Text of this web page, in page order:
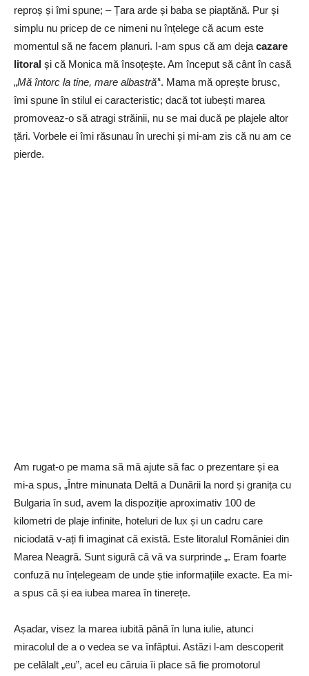
reproș și îmi spune; – Țara arde și baba se piaptănă. Pur și
simplu nu pricep de ce nimeni nu înțelege că acum este
momentul să ne facem planuri. I-am spus că am dejacazare
litoral și că Monica mă însoțește. Am început să cânt în casă
„Mă întorc la tine, mare albastră’‘. Mama mă oprește brusc,
îmi spune în stilul ei caracteristic; dacă tot iubești marea
promoveaz-o să atragi străinii, nu se mai ducă pe plajele altor
țări. Vorbele ei îmi răsunau în urechi și mi-am zis că nu am ce
pierde.
Am rugat-o pe mama să mă ajute să fac o prezentare și ea
mi-a spus, „Între minunata Deltă a Dunării la nord și granița cu
Bulgaria în sud, avem la dispoziție aproximativ 100 de
kilometri de plaje infinite, hoteluri de lux și un cadru care
niciodată v-ați fi imaginat că există. Este litoralul României din
Marea Neagră. Sunt sigură că vă va surprinde „. Eram foarte
confuză nu înțelegeam de unde știe informațiile exacte. Ea mi-
a spus că și ea iubea marea în tinerețe.
Așadar, visez la marea iubită până în luna iulie, atunci
miracolul de a o vedea se va înfăptui. Astăzi l-am descoperit
pe celălalt „eu”, acel eu căruia îi place să fie promotorul